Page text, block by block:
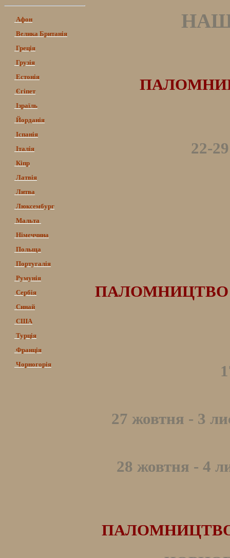
Афон
Велика Британія
Греція
Грузія
Естонія
Єгіпет
Ізраїль
Йорданія
Іспанія
Італія
Кіпр
Латвія
Литва
Люксембург
Мальта
Німеччина
Польща
Португалія
Румунія
Сербія
Синай
США
Турція
Франція
Чорногорія
22-
ПАЛОМНИЦТВО
27 жовтня - 3
28 жовтня - 4
ПАЛОМНИЦТВО